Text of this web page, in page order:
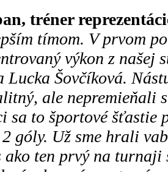
tréner
tímom. V prvom
výkon z našej
Lucka Šovčíková.
ale nepremieňali
sa to športové
góly. Už sme hrali
ako ten prvý na turnaji